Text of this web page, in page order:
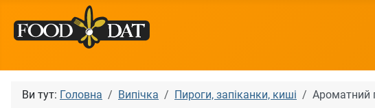
Ви тут: Головна Випічка Пироги, запіканки, киші Ароматний